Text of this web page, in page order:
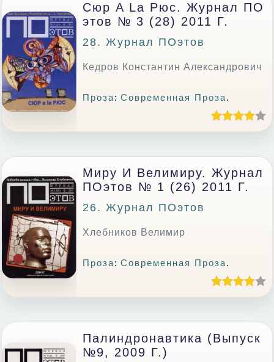
Сюр A La Рюс. Журнал ПО
Этов № 3 (28) 2011 Г.
28. Журнал ПОэтов
Кедров Константин Александрович
Проза:Современная Проза.
Миру И Велимиру. Журнал
ПОэтов № 1 (26) 2011 Г.
26. Журнал ПОэтов
Хлебников Велимир
Проза:Современная Проза.
Палиндронавтика (выпуск
№9, 2009 Г.)